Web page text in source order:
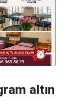
altın